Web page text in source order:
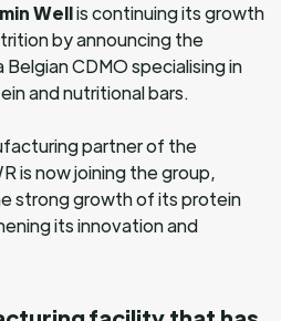
Wellis continuing its growth
by announcing the
Belgian CDMO specialising in
and nutritional bars.
partner of the
is now joining the group,
strong growth of its protein
its innovation and